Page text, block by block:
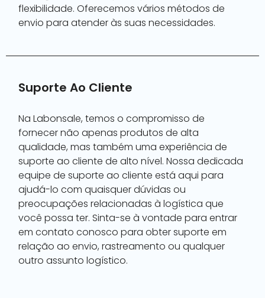
flexibilidade. Oferecemos vários métodos de
envio para atender às suas necessidades.
Suporte Ao Cliente
Na Labonsale, temos o compromisso de
fornecer não apenas produtos de alta
qualidade, mas também uma experiência de
suporte ao cliente de alto nível. Nossa dedicada
equipe de suporte ao cliente está aqui para
ajudá-lo com quaisquer dúvidas ou
preocupações relacionadas à logística que
você possa ter. Sinta-se à vontade para entrar
em contato conosco para obter suporte em
relação ao envio, rastreamento ou qualquer
outro assunto logístico.